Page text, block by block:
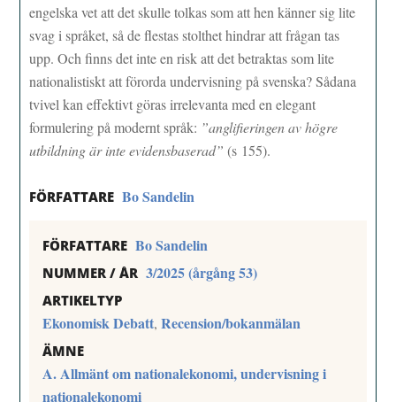
engelska vet att det skulle tolkas som att hen känner sig lite
svag i språket, så de flestas stolthet hindrar att frågan tas
upp. Och finns det inte en risk att det betraktas som lite
nationalistiskt att förorda undervisning på svenska? Sådana
tvivel kan effektivt göras irrelevanta med en elegant
formulering på modernt språk: ”anglifieringen av högre
utbildning är inte evidensbaserad” (s 155).
FÖRFATTARE Bo Sandelin
FÖRFATTARE Bo Sandelin
NUMMER / ÅR 3/2025 (årgång 53)
ARTIKELTYP
Ekonomisk Debatt,Recension/bokanmälan
ÄMNE
A. Allmänt om nationalekonomi, undervisning i
nationalekonomi